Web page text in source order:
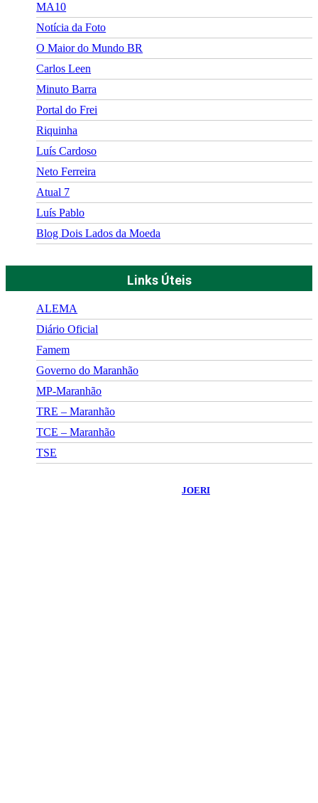
MA10
Notícia da Foto
O Maior do Mundo BR
Carlos Leen
Minuto Barra
Portal do Frei
Riquinha
Luís Cardoso
Neto Ferreira
Atual 7
Luís Pablo
Blog Dois Lados da Moeda
Links Úteis
ALEMA
Diário Oficial
Famem
Governo do Maranhão
MP-Maranhão
TRE – Maranhão
TCE – Maranhão
TSE
JOERI